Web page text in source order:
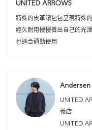
UNITED ARROWS
特殊的皮革讓包包呈現特殊
經久耐用慢慢養出自己的光
也適合通勤使用
Andersen
UNITED
義店
UNITED